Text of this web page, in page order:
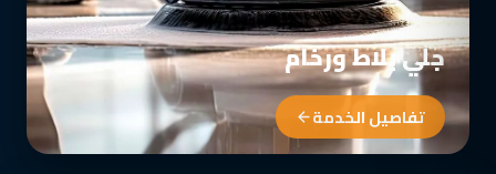
جلي بلاط ورخام
تفاصيل الخدمة